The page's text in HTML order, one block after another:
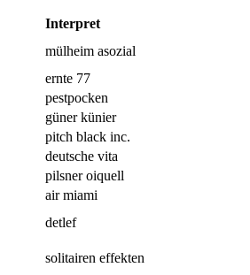
Interpret
mülheim asozial
ernte 77
pestpocken
güner künier
pitch black inc.
deutsche vita
pilsner oiquell
air miami
detlef
solitairen effekten